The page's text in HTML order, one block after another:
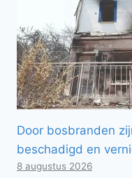
Door bosbranden
beschadigd en
8 augustus 2026